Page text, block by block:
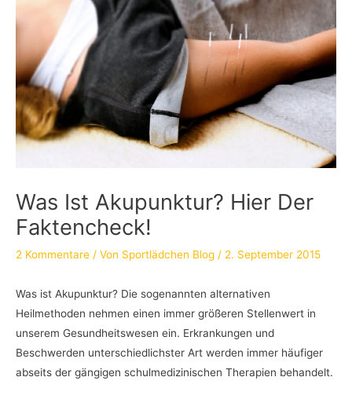
Was Ist Akupunktur? Hier Der
Faktencheck!
2 Kommentare / Von Sportlädchen Blog / 2. September 2015
Was ist Akupunktur? Die sogenannten alternativen
Heilmethoden nehmen einen immer größeren Stellenwert in
unserem Gesundheitswesen ein. Erkrankungen und
Beschwerden unterschiedlichster Art werden immer häufiger
abseits der gängigen schulmedizinischen Therapien behandelt.